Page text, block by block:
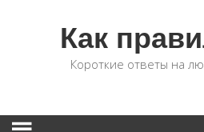
Как
Короткие ответы на